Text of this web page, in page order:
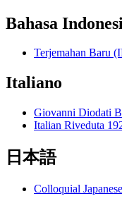
Bahasa
Terjemahan Baru
Italiano
Giovanni Diodati
Italian Riveduta
日本語
Colloquial